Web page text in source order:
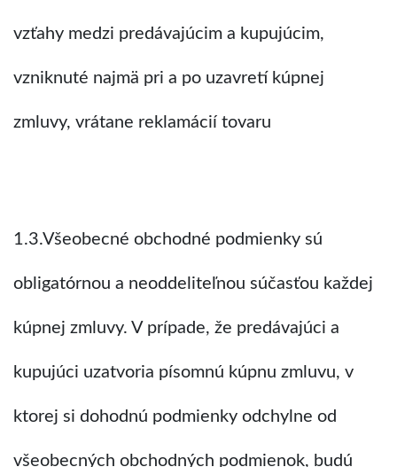
vzťahy medzi predávajúcim a kupujúcim,
vzniknuté najmä pri a po uzavretí kúpnej
zmluvy, vrátane reklamácií tovaru
1.3.Všeobecné obchodné podmienky sú
obligatórnou a neoddeliteľnou súčasťou každej
kúpnej zmluvy. V prípade, že predávajúci a
kupujúci uzatvoria písomnú kúpnu zmluvu, v
ktorej si dohodnú podmienky odchylne od
všeobecných obchodných podmienok, budú